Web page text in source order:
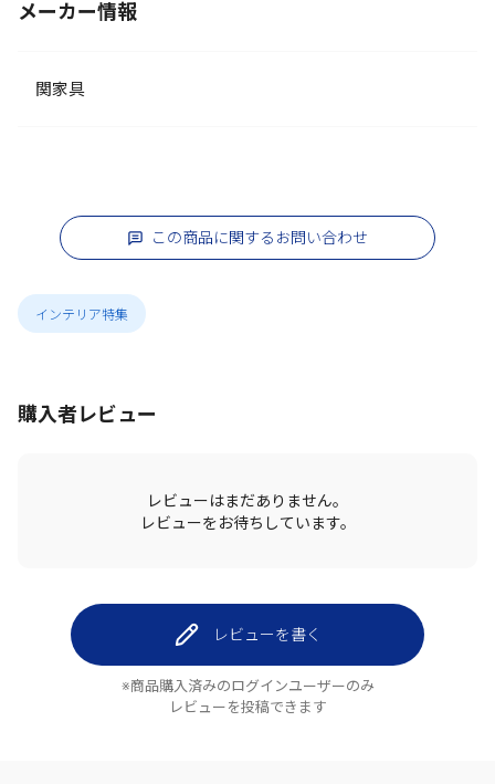
メーカー情報
関家具
この商品に関するお問い合わせ
インテリア特集
購入者レビュー
レビューはまだありません。
レビューをお待ちしています。
レビューを書く
※商品購入済みのログインユーザーのみ
レビューを投稿できます